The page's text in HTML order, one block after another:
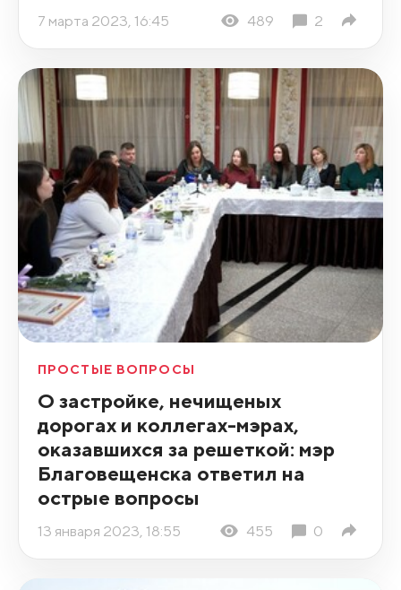
7 марта 2023, 16:45 489 2
ПРОСТЫЕ ВОПРОСЫ
О застройке, нечищеных
дорогах и коллегах-мэрах,
оказавшихся за решеткой: мэр
Благовещенска ответил на
острые вопросы
13 января 2023, 18:55 455 0